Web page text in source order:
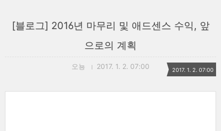
[블로그] 2016년 마무리 및 애드센스 수익, 앞
으로의 계획
오뇽 2017. 1. 2. 07:00 2017. 1. 2. 07:00